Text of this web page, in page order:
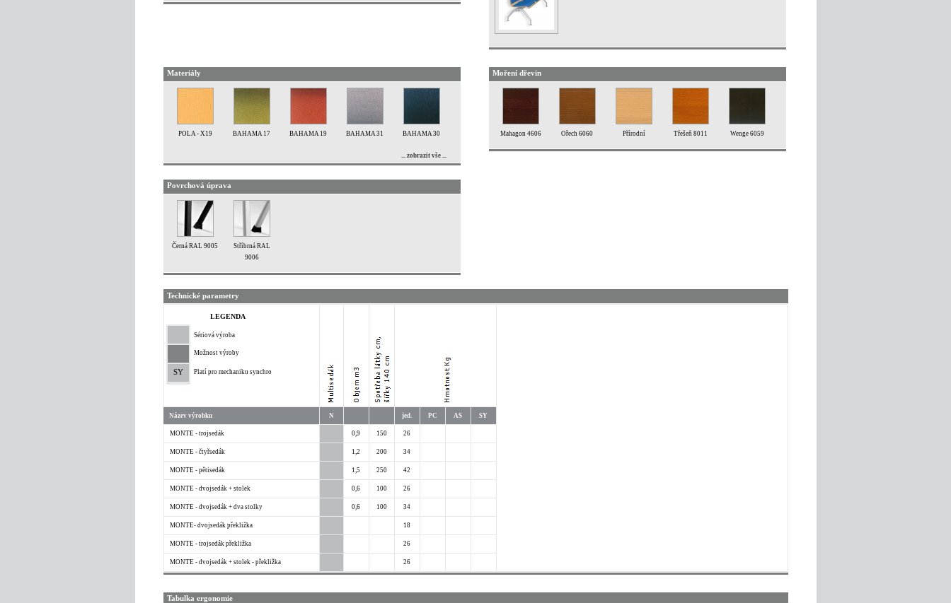
Materiály
POLA - X19 BAHAMA 17 BAHAMA 19 BAHAMA 31 BAHAMA 30
... zobrazit vše ...
Povrchová úprava
Černá RAL 9005
Stříbrná RAL
9006
Moření dřevin
Mahagon 4606 Ořech 6060 Přírodní Třešeň 8011 Wenge 6059
Technické parametry
LEGENDA
SY
Sériová výroba
Možnost výroby
Platí pro mechaniku synchro
Název výrobku N jed. PC AS SY
MONTE - trojsedák 0,9 150 26
MONTE - čtyřsedák 1,2 200 34
MONTE - pětisedák 1,5 250 42
MONTE - dvojsedák + stolek 0,6 100 26
MONTE - dvojsedák + dva stolky 0,6 100 34
MONTE- dvojsedák překližka 18
MONTE - trojsedák překližka 26
MONTE - dvojsedák + stolek - překližka 26
Tabulka ergonomie